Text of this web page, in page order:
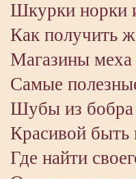
Шкурки норки
Как получить
Магазины меха
Самые
Шубы из бобра
Красивой быть
Где найти